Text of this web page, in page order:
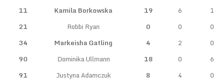
11
Kamila Borkowska 19 6
1
21
Robbi Ryan 0 0
0
34
Markeisha Gatling 4 2
0
90
Dominika Ullmann 18 0
6
91
Justyna Adamczuk 8 4
0